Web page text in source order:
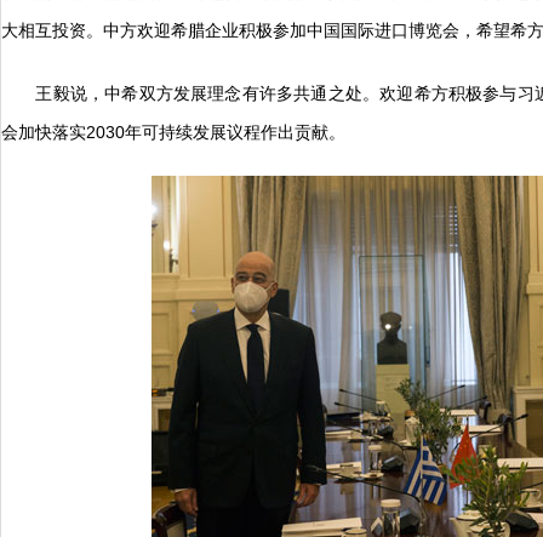
大相互投资。中方欢迎希腊企业积极参加中国国际进口博览会，希望希
王毅说，中希双方发展理念有许多共通之处。欢迎希方积极参与习
会加快落实2030年可持续发展议程作出贡献。